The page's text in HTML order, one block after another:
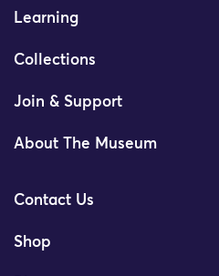
Learning
Collections
Join & Support
About The Museum
Contact Us
Shop